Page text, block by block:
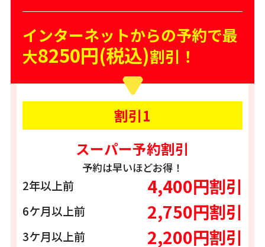
インターネットからの予約で最
大8250円(税込)割引！
割引1
スーパー予約割引
予約は早いほどお得！
2年以上前 4,400円割引
6ケ月以上前 2,750円割引
3ケ月以上前 2,200円割引